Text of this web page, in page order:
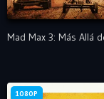
1080P